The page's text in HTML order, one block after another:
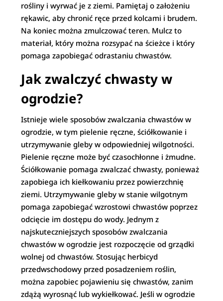
rośliny i wyrwać je z ziemi. Pamiętaj o założeniu
rękawic, aby chronić ręce przed kolcami i brudem.
Na koniec można zmulczować teren. Mulcz to
materiał, który można rozsypać na ścieżce i który
pomaga zapobiegać odrastaniu chwastów.
Jak zwalczyć chwasty w
ogrodzie?
Istnieje wiele sposobów zwalczania chwastów w
ogrodzie, w tym pielenie ręczne, ściółkowanie i
utrzymywanie gleby w odpowiedniej wilgotności.
Pielenie ręczne może być czasochłonne i żmudne.
Ściółkowanie pomaga zwalczać chwasty, ponieważ
zapobiega ich kiełkowaniu przez powierzchnię
ziemi. Utrzymywanie gleby w stanie wilgotnym
pomaga zapobiegać wzrostowi chwastów poprzez
odcięcie im dostępu do wody. Jednym z
najskuteczniejszych sposobów zwalczania
chwastów w ogrodzie jest rozpoczęcie od grządki
wolnej od chwastów. Stosując herbicyd
przedwschodowy przed posadzeniem roślin,
można zapobiec pojawieniu się chwastów, zanim
zdążą wyrosnąć lub wykiełkować. Jeśli w ogrodzie